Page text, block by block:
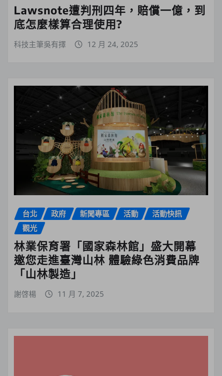
Lawsnote遭判刑四年，賠償一億，到
底怎麼樣算合理使用?
科技主筆吳有擇 12 月 24, 2025
台北 政府 新聞專區 活動
活動快訊
觀光
林業保育署「國家森林館」盛大開幕
邀您走進臺灣山林 體驗綠色消費品牌
「山林製造」
謝啓楊 11 月 7, 2025